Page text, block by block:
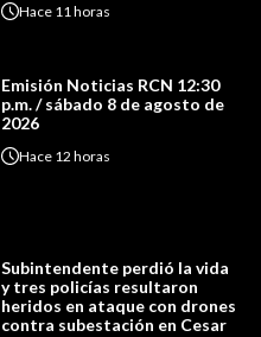
Hace 11 horas
Emisión Noticias RCN 12:30
p.m. / sábado 8 de agosto de
2026
Hace 12 horas
Subintendente perdió la vida
y tres policías resultaron
heridos en ataque con drones
contra subestación en Cesar